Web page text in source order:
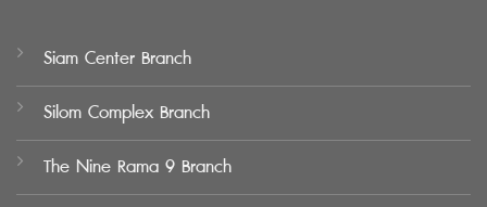
Siam Center Branch
Silom Complex Branch
The Nine Rama 9 Branch